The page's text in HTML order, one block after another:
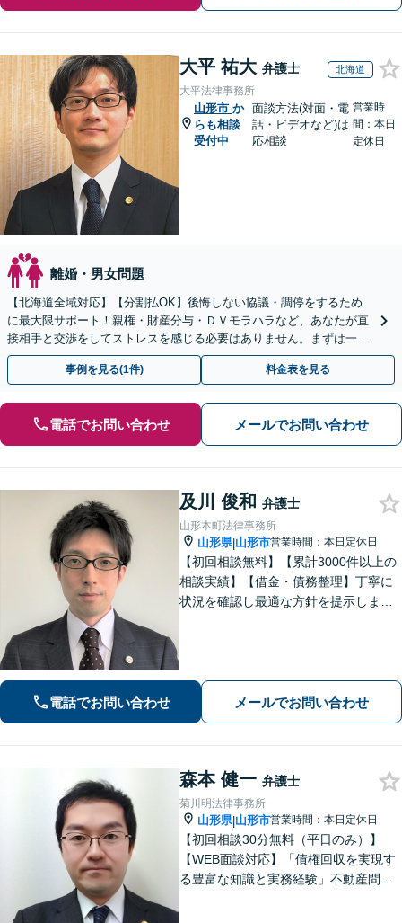
大平 祐大 弁護士 北海道
大平法律事務所
山形市 か
らも相談
受付中
面談方法(対面・電
話・ビデオなど)は
応相談
営業時
間：本日
定休日
離婚・男女問題
【北海道全域対応】【分割払OK】後悔しない協議・調停をするため
に最大限サポート！親権・財産分与・ＤＶモラハラなど、あなたが直
接相手と交渉をしてストレスを感じる必要はありません。まずは一度
ご相談ください。
事例を見る(1件) 料金表を見る
電話でお問い合わせ メールでお問い合わせ
及川 俊和 弁護士
山形本町法律事務所
山形県|山形市営業時間：本日定休日
【初回相談無料】【累計3000件以上の
相談実績】【借金・債務整理】丁寧に
状況を確認し最適な方針を提示しま
な対応でご不安を軽減します。
電話でお問い合わせ メールでお問い合わせ
森本 健一 弁護士
菊川明法律事務所
山形県|山形市営業時間：本日定休日
【初回相談30分無料（平日のみ）】
【WEB面談対応】「債権回収を実現す
る豊富な知識と実務経験」不動産問